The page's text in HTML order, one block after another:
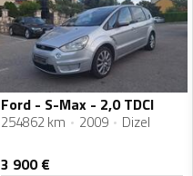
Ford - S-Max - 2,0 TDCI
254862 km 2009 Dizel
3 900€